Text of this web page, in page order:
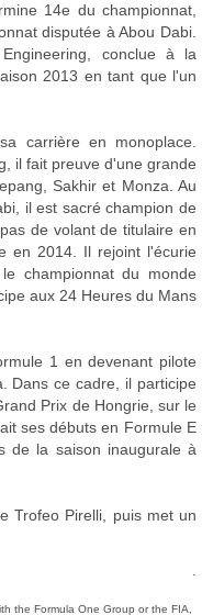
14e du championnat,
disputée à Abou Dabi.
conclue à la
2013 en tant que l'un
carrière en monoplace.
il fait preuve d'une grande
Sakhir et Monza. Au
il est sacré champion de
de volant de titulaire en
en 2014. Il rejoint l'écurie
championnat du monde
aux 24 Heures du Mans
1 en devenant pilote
Dans ce cadre, il participe
Prix de Hongrie, sur le
ses débuts en Formule E
de la saison inaugurale à
Trofeo Pirelli, puis met un
the Formula One Group or the FIA,